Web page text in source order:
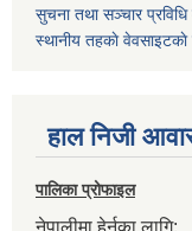
सुचना तथा सञ्चार प्रविधि
स्थानीय तहकाे वेवसाइटकाे
हाल निजी
पालिका प्रोफाइल